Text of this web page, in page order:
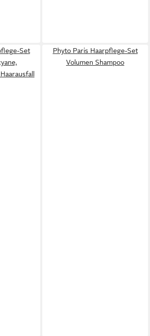
Set
Phyto Paris Haarpflege-Set
Volumen Shampoo